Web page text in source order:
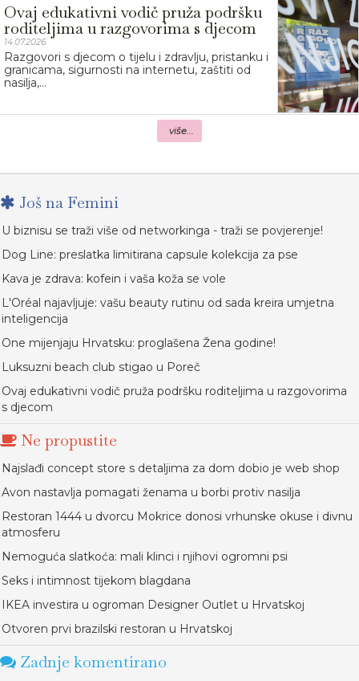
Ovaj edukativni vodič pruža podršku
roditeljima u razgovorima s djecom
14.07.2026.
Razgovori s djecom o tijelu i zdravlju, pristanku i
granicama, sigurnosti na internetu, zaštiti od
nasilja,...
više...
Još na Femini
U biznisu se traži više od networkinga - traži se povjerenje!
Dog Line: preslatka limitirana capsule kolekcija za pse
Kava je zdrava: kofein i vaša koža se vole
L'Oréal najavljuje: vašu beauty rutinu od sada kreira umjetna
inteligencija
One mijenjaju Hrvatsku: proglašena Žena godine!
Luksuzni beach club stigao u Poreč
Ovaj edukativni vodič pruža podršku roditeljima u razgovorima
s djecom
Ne propustite
Najslađi concept store s detaljima za dom dobio je web shop
Avon nastavlja pomagati ženama u borbi protiv nasilja
Restoran 1444 u dvorcu Mokrice donosi vrhunske okuse i divnu
atmosferu
Nemoguća slatkoća: mali klinci i njihovi ogromni psi
Seks i intimnost tijekom blagdana
IKEA investira u ogroman Designer Outlet u Hrvatskoj
Otvoren prvi brazilski restoran u Hrvatskoj
Zadnje komentirano